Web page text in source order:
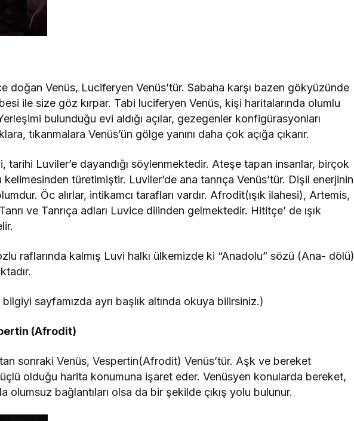
doğan Venüs, Luciferyen Venüs’tür. Sabaha karşı bazen gökyüzünde
ile size göz kırpar. Tabi luciferyen Venüs, kişi haritalarında olumlu
bulunduğu evi aldığı açılar, gezegenler konfigürasyonları
tıkanmalara Venüs’ün gölge yanını daha çok açığa çıkarır.
tarihi Luviler’e dayandığı söylenmektedir. Ateşe tapan insanlar, birçok
kelimesinden türetimiştir. Luviler’de ana tanrıça Venüs’tür. Dişil enerjinin
Öc alırlar, intikamcı tarafları vardır. Afrodit(ışık ilahesi), Artemis,
ve Tanrıça adları Luvice dilinden gelmektedir. Hititçe’ de ışık
raflarında kalmış Luvi halkı ülkemizde ki “Anadolu” sözü (Ana- dölü)
bilgiyi sayfamızda ayrı başlık altında okuya bilirsiniz.)
(Afrodit)
sonraki Venüs, Vespertin(Afrodit) Venüs’tür. Aşk ve bereket
olduğu harita konumuna işaret eder. Venüsyen konularda bereket,
olumsuz bağlantıları olsa da bir şekilde çıkış yolu bulunur.